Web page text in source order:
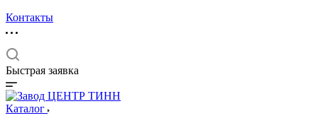
Контакты
Быстрая заявка
Каталог